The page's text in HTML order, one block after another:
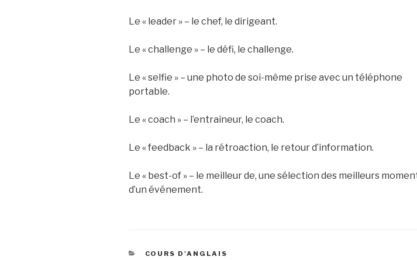
Le « leader » – le chef, le dirigeant.
Le « challenge » – le défi, le challenge.
Le « selfie » – une photo de soi-même prise avec un téléphone
portable.
Le « coach » – l’entraîneur, le coach.
Le « feedback » – la rétroaction, le retour d’information.
Le « best-of » – le meilleur de, une sélection des meilleurs
d’un événement.
CATÉGORIES
COURS D'ANGLAIS